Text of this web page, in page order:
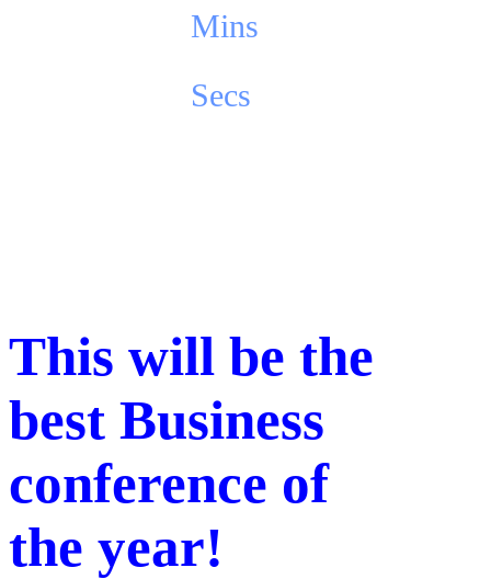
Mins
Secs
This will be the
best Business
conference of
the year!